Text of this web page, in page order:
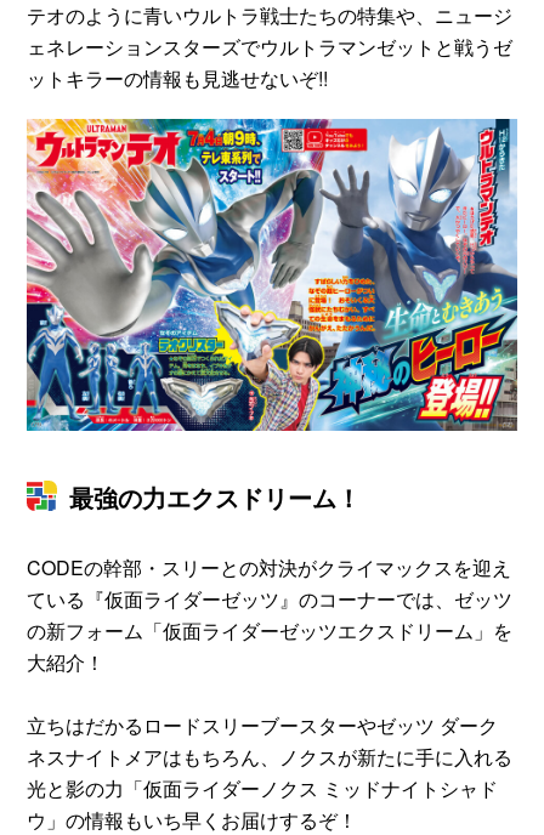
テオのように青いウルトラ戦士たちの特集や、ニュージ
ェネレーションスターズでウルトラマンゼットと戦うゼ
ットキラーの情報も見逃せないぞ!!
最強の力エクスドリーム！
CODEの幹部・スリーとの対決がクライマックスを迎え
ている『仮面ライダーゼッツ』のコーナーでは、ゼッツ
の新フォーム「仮面ライダーゼッツエクスドリーム」を
大紹介！
立ちはだかるロードスリーブースターやゼッツ ダーク
ネスナイトメアはもちろん、ノクスが新たに手に入れる
光と影の力「仮面ライダーノクス ミッドナイトシャド
ウ」の情報もいち早くお届けするぞ！